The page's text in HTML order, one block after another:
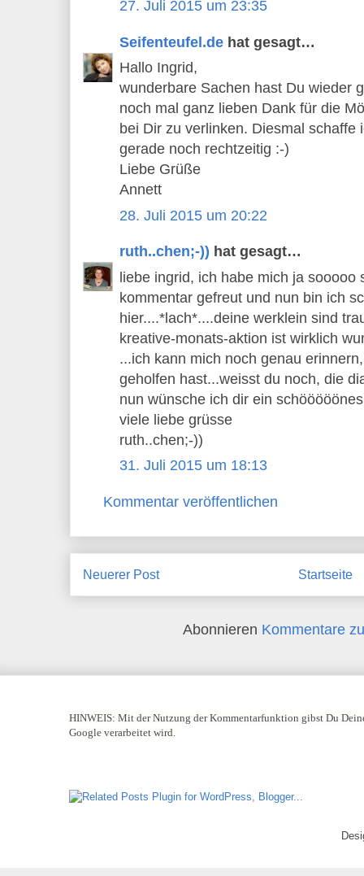
27. Juli 2015 um 23:35
Seifenteufel.de hat gesagt…
Hallo Ingrid,
wunderbare Sachen hast Du wieder
noch mal ganz lieben Dank für die
bei Dir zu verlinken. Diesmal schaffe
gerade noch rechtzeitig :-)
Liebe Grüße
Annett
28. Juli 2015 um 20:22
ruth..chen;-)) hat gesagt…
liebe ingrid, ich habe mich ja sooooo
kommentar gefreut und nun bin ich
hier....*lach*....deine werklein sind
kreative-monats-aktion ist wirklich
...ich kann mich noch genau
geholfen hast...weisst du noch, die
nun wünsche ich dir ein
viele liebe grüsse
ruth..chen;-))
31. Juli 2015 um 18:13
Kommentar veröffentlichen
Neuerer Post Startseite
Abonnieren Kommentare
HINWEIS: Mit der Nutzung der Kommentarfunktion gibst Du
Google verarbeitet wird.